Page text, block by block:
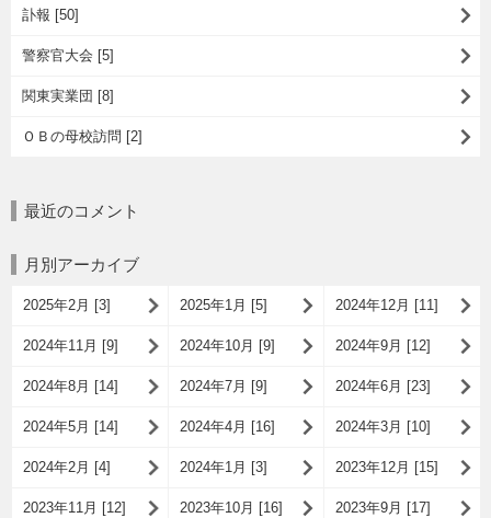
訃報 [50]
警察官大会 [5]
関東実業団 [8]
ＯＢの母校訪問 [2]
最近のコメント
月別アーカイブ
2025年2月 [3] 2025年1月 [5] 2024年12月 [11]
2024年11月 [9] 2024年10月 [9] 2024年9月 [12]
2024年8月 [14] 2024年7月 [9] 2024年6月 [23]
2024年5月 [14] 2024年4月 [16] 2024年3月 [10]
2024年2月 [4] 2024年1月 [3] 2023年12月 [15]
2023年11月 [12] 2023年10月 [16] 2023年9月 [17]